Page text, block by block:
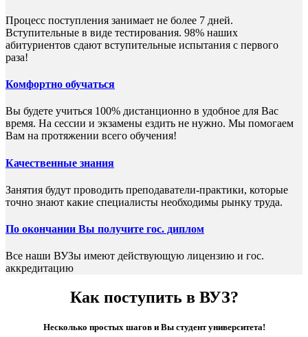
Процесс поступления занимает не более 7 дней.
Вступительные в виде тестирования. 98% наших
абитуриентов сдают вступительные испытания с первого
раза!
Комфортно обучаться
Вы будете учиться 100% дистанционно в удобное для Вас
время. На сессии и экзамены ездить не нужно. Мы помогаем
Вам на протяжении всего обучения!
Качественные знания
Занятия будут проводить преподаватели-практики, которые
точно знают какие специалисты необходимы рынку труда.
По окончании Вы получите гос. диплом
Все наши ВУЗы имеют действующую лицензию и гос.
аккредитацию
Как поступить в ВУЗ?
Несколько простых шагов и Вы студент университета!